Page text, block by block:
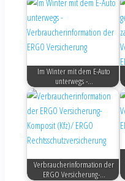
Im Winter mit dem E-Auto
unterwegs -…
Verbraucherinformation der
ERGO Versicherung-…